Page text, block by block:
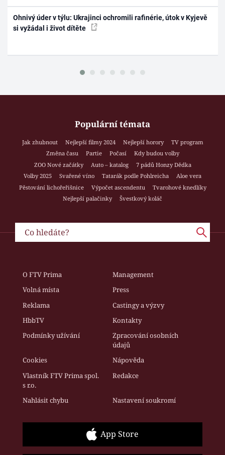
Ohnivý úder v týlu: Ukrajinci ochromili rafinérie, útok v Kyjevě
si vyžádal i život dítěte
Populární témata
Jak zhubnout Nejlepší filmy 2024 Nejlepší horory
TV program
Změna času
Partie Počasí
Kdy budou volby
ZOO Nové začátky
Auto – katalog
7 pádů Honzy Dědka
Volby 2025
Svařené víno Tatarák podle Pohlreicha
Aloe vera
Pěstování lichořeřišnice
Výpočet ascendentu
Tvarohové knedlíky
Nejlepší palačinky
Švestkový koláč
O FTV Prima
Management
Volná místa
Press
Reklama
Castingy a výzvy
HbbTV
Kontakty
Podmínky užívání
Zpracování osobních
údajů
Cookies
Nápověda
Vlastník FTV Prima spol.
s r.o.
Redakce
Nahlásit chybu Nastavení soukromí
App Store